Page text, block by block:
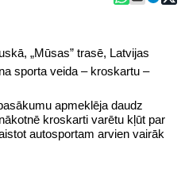
„Mūsas” trasē, Latvijas
sporta veida – kroskartu –
apmeklēja daudz
kroskarti varētu kļūt par
autosportam arvien vairāk